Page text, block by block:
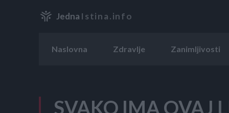
Jedna Istina.info
Naslovna Zdravlje Zanimljivosti
SVAKO IMA OVAJ